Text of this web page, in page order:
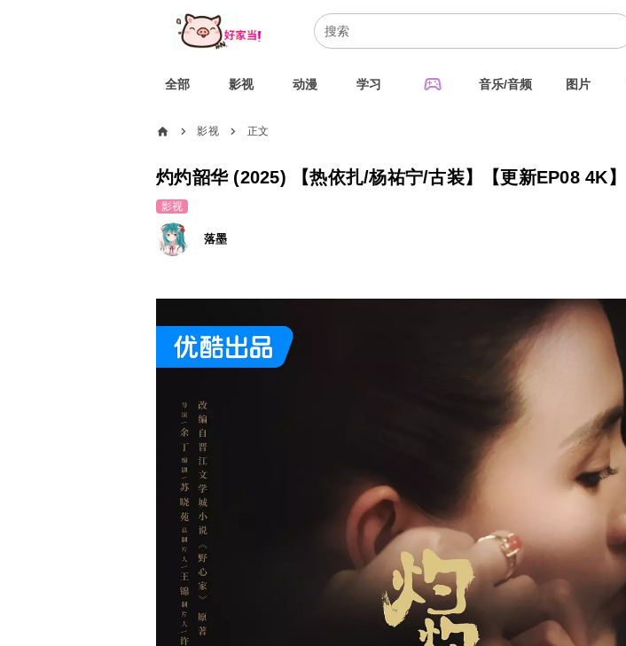
全部 影视 动漫 学习 sports_esports 音乐/音频 图片
home chevron_right 影视 chevron_right 正文
灼灼韶华 (2025) 【热依扎/杨祐宁/古装】【更新EP08 4K】
影视
落墨